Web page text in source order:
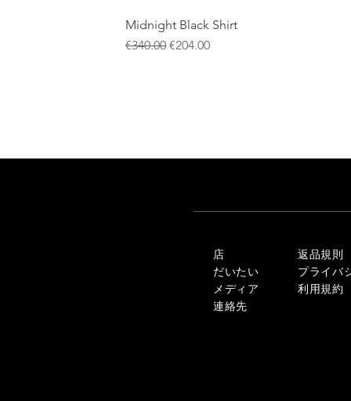
Midnight Black Shirt
通常価格
€340.00 セール価格
€204.00
店
だいたい
メディア
連絡先
返品規則
プライバ
利用規約